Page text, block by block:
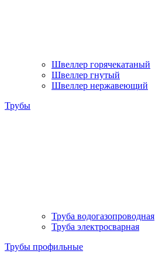
Швеллер горячекатаный
Швеллер гнутый
Швеллер нержавеющий
Трубы
Труба водогазопроводная
Труба электросварная
Трубы профильные